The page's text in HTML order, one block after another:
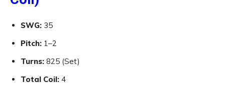
SWG: 35
Pitch: 1–2
Turns: 825 (Set)
Total Coil: 4